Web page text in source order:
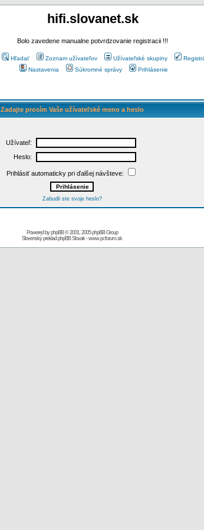
hifi.slovanet.sk
Bolo zavedene manualne potvrdzovanie registracii !!!
Hľadať Zoznam užívateľov Užívateľské skupiny
Nastavenia
Súkromné správy Prihlásenie
Zadajte prosím Vaše užívateľské meno a heslo
Užívateľ:
Heslo:
Prihlásiť automaticky pri ďalšej návšteve:
Zabudli ste svoje heslo?
Powered byphpBB© 2001, 2005 phpBB Group
Slovenský preklad phpBB Slovak-www.pcforum.sk